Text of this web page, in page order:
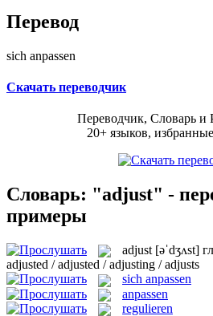
Перевод
sich anpassen
Скачать переводчик
Переводчик, Словарь и
20+ языков,
Словарь: "adjust" -
примеры
adjust [əˈdʒʌst]
adjusted / adjusted / adjusting / adjusts
sich anpassen
anpassen
regulieren